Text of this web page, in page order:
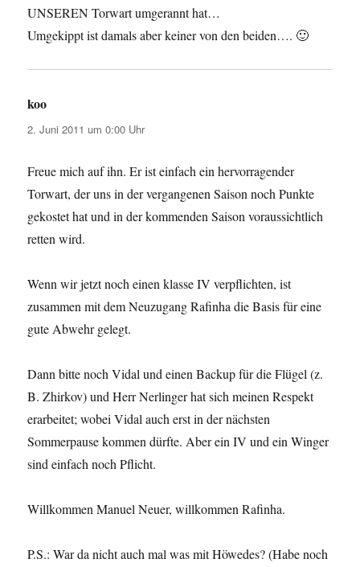
UNSEREN Torwart umgerannt hat…
Umgekippt ist damals aber keiner von den beiden…. 🙂
koo
2. Juni 2011 um 0:00 Uhr
Freue mich auf ihn. Er ist einfach ein hervorragender
Torwart, der uns in der vergangenen Saison noch Punkte
gekostet hat und in der kommenden Saison voraussichtlich
retten wird.
Wenn wir jetzt noch einen klasse IV verpflichten, ist
zusammen mit dem Neuzugang Rafinha die Basis für eine
gute Abwehr gelegt.
Dann bitte noch Vidal und einen Backup für die Flügel (z.
B. Zhirkov) und Herr Nerlinger hat sich meinen Respekt
erarbeitet; wobei Vidal auch erst in der nächsten
Sommerpause kommen dürfte. Aber ein IV und ein Winger
sind einfach noch Pflicht.
Willkommen Manuel Neuer, willkommen Rafinha.
P.S.: War da nicht auch mal was mit Höwedes? (Habe noch